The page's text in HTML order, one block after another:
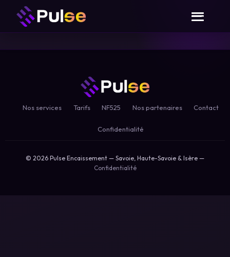
Nos services Tarifs NF525 Nos partenaires Contact
Confidentialité
© 2026 Pulse Encaissement — Savoie, Haute-Savoie & Isère —
Confidentialité